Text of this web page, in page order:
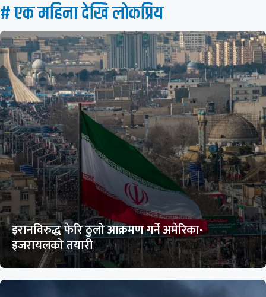
# एक महिना देखि लाेकप्रिय
इरानविरुद्ध फेरि ठुलो आक्रमण गर्ने अमेरिका-
इजरायलको तयारी